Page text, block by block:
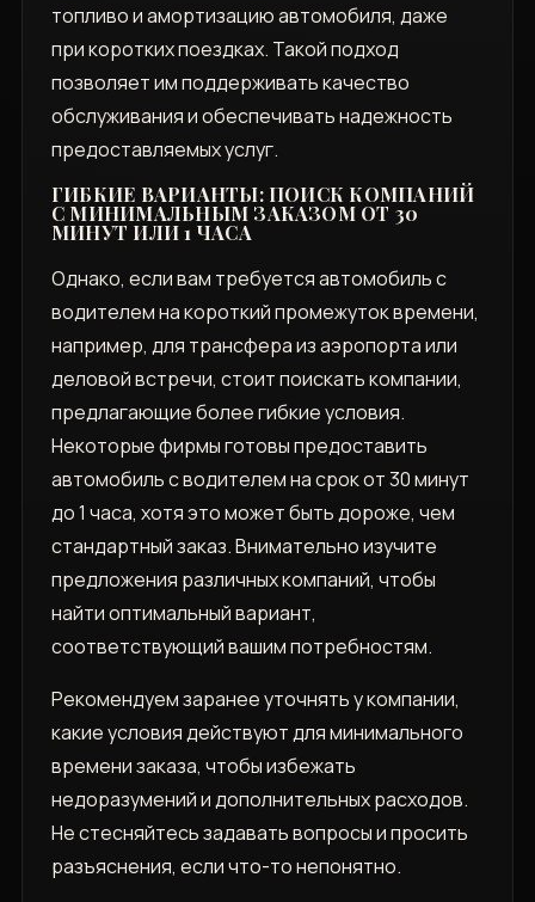
топливо и амортизацию автомобиля, даже
при коротких поездках. Такой подход
позволяет им поддерживать качество
обслуживания и обеспечивать надежность
предоставляемых услуг.
ГИБКИЕ ВАРИАНТЫ: ПОИСК КОМПАНИЙ
С МИНИМАЛЬНЫМ ЗАКАЗОМ ОТ 30
МИНУТ ИЛИ 1 ЧАСА
Однако, если вам требуется автомобиль с
водителем на короткий промежуток времени,
например, для трансфера из аэропорта или
деловой встречи, стоит поискать компании,
предлагающие более гибкие условия.
Некоторые фирмы готовы предоставить
автомобиль с водителем на срок от 30 минут
до 1 часа, хотя это может быть дороже, чем
стандартный заказ. Внимательно изучите
предложения различных компаний, чтобы
найти оптимальный вариант,
соответствующий вашим потребностям.
Рекомендуем заранее уточнять у компании,
какие условия действуют для минимального
времени заказа, чтобы избежать
недоразумений и дополнительных расходов.
Не стесняйтесь задавать вопросы и просить
разъяснения, если что-то непонятно.